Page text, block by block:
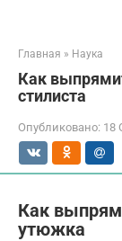
Главная » Наука
Как
стилиста
Опубликовано: 18
Как
утюжка